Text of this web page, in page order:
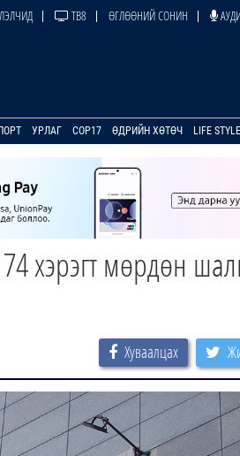
ТВ8 ӨГЛӨӨНИЙ СОНИН
УРЛАГ COP17 ӨДРИЙН ХӨТӨЧ LIFE STYLE
хэрэгт мөрдөн
Хуваалцах